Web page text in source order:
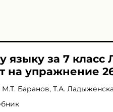
языку за 7
на упражнение
М.Т. Баранов, Т.А.